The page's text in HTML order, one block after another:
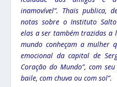
inamovível”. Thaïs publica,
notas sobre o Instituto
elas a ser também trazidas a
mundo conheçam a mulher
emocional da capital de
Coração do Mundo”, com
baile, com chuva ou com sol”.